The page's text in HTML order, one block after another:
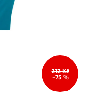
212 Kč
–75 %